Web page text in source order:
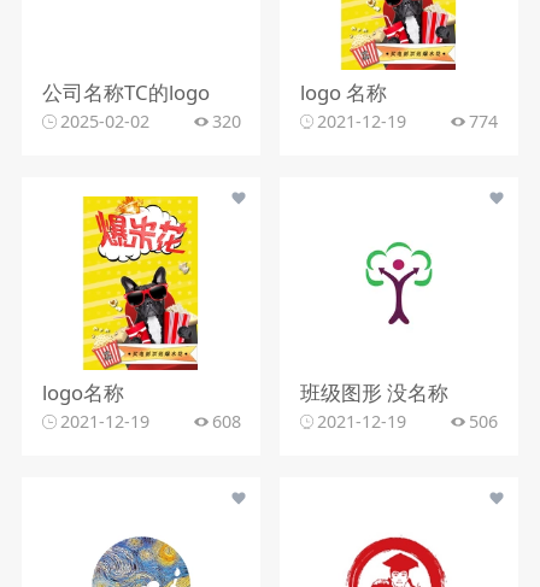
公司名称TC的logo
2025-02-02 320
logo 名称
2021-12-19 774
logo名称
2021-12-19 608
班级图形 没名称
2021-12-19 506